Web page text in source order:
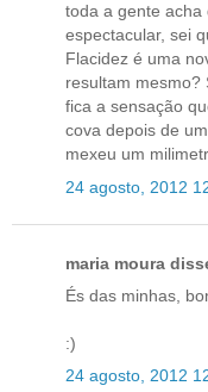
toda a gente
espectacular, sei
Flacidez é uma
resultam mesmo?
fica a sensação
cova depois de
mexeu um
24 agosto, 2012
maria moura
És das minhas,
:)
24 agosto, 2012